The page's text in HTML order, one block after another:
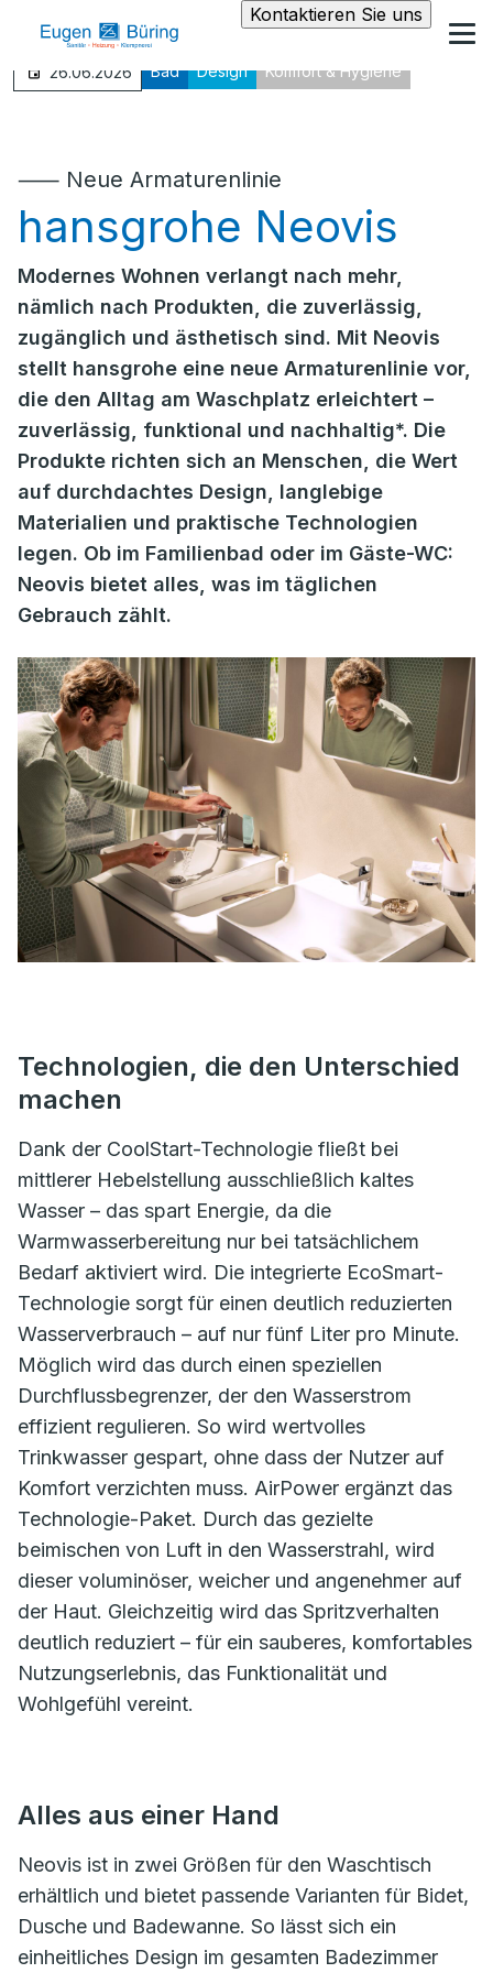
Kontaktieren Sie uns
26.06.2026 Bad Design Komfort & Hygiene
⸺ Neue Armaturenlinie
hansgrohe Neovis
Modernes Wohnen verlangt nach mehr,
nämlich nach Produkten, die zuverlässig,
zugänglich und ästhetisch sind. Mit Neovis
stellt hansgrohe eine neue Armaturenlinie vor,
die den Alltag am Waschplatz erleichtert –
zuverlässig, funktional und nachhaltig*. Die
Produkte richten sich an Menschen, die Wert
auf durchdachtes Design, langlebige
Materialien und praktische Technologien
legen. Ob im Familienbad oder im Gäste-WC:
Neovis bietet alles, was im täglichen
Gebrauch zählt.
Technologien, die den Unterschied
machen
Dank der CoolStart-Technologie fließt bei
mittlerer Hebelstellung ausschließlich kaltes
Wasser – das spart Energie, da die
Warmwasserbereitung nur bei tatsächlichem
Bedarf aktiviert wird. Die integrierte EcoSmart-
Technologie sorgt für einen deutlich reduzierten
Wasserverbrauch – auf nur fünf Liter pro Minute.
Möglich wird das durch einen speziellen
Durchflussbegrenzer, der den Wasserstrom
effizient regulieren. So wird wertvolles
Trinkwasser gespart, ohne dass der Nutzer auf
Komfort verzichten muss. AirPower ergänzt das
Technologie-Paket. Durch das gezielte
beimischen von Luft in den Wasserstrahl, wird
dieser voluminöser, weicher und angenehmer auf
der Haut. Gleichzeitig wird das Spritzverhalten
deutlich reduziert – für ein sauberes, komfortables
Nutzungserlebnis, das Funktionalität und
Wohlgefühl vereint.
Alles aus einer Hand
Neovis ist in zwei Größen für den Waschtisch
erhältlich und bietet passende Varianten für Bidet,
Dusche und Badewanne. So lässt sich ein
einheitliches Design im gesamten Badezimmer